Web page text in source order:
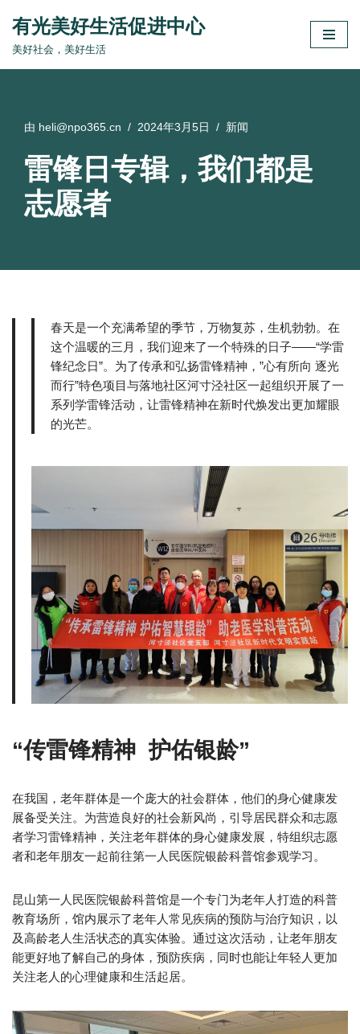
跳
有光美好生活促进中心
美好社会，美好生活
由 heli@npo365.cn 2024年3月5日 新闻
雷锋日专辑，我们都是
志愿者
春天是一个充满希望的季节，万物复苏，生机勃勃。在
这个温暖的三月，我们迎来了一个特殊的日子——“学雷
锋纪念日”。为了传承和弘扬雷锋精神，”心有所向 逐光
而行”特色项目与落地社区河寸泾社区一起组织开展了一
系列学雷锋活动，让雷锋精神在新时代焕发出更加耀眼
的光芒。
“传雷锋精神 护佑银龄”
在我国，老年群体是一个庞大的社会群体，他们的身心健康发
展备受关注。为营造良好的社会新风尚，引导居民群众和志愿
者学习雷锋精神，关注老年群体的身心健康发展，特组织志愿
者和老年朋友一起前往第一人民医院银龄科普馆参观学习。
昆山第一人民医院银龄科普馆是一个专门为老年人打造的科普
教育场所，馆内展示了老年人常见疾病的预防与治疗知识，以
及高龄老人生活状态的真实体验。通过这次活动，让老年朋友
能更好地了解自己的身体，预防疾病，同时也能让年轻人更加
关注老人的心理健康和生活起居。